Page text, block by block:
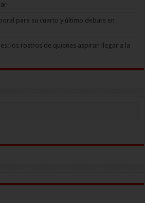
para su cuarto y último debate en
los rostros de quienes aspiran llegar a la